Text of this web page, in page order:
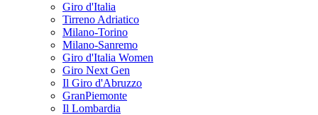
Giro d'Italia
Tirreno Adriatico
Milano-Torino
Milano-Sanremo
Giro d'Italia Women
Giro Next Gen
Il Giro d'Abruzzo
GranPiemonte
Il Lombardia